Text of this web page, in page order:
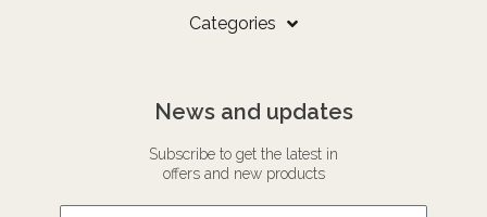
Categories
News and updates
Subscribe to get the latest in
offers and new products